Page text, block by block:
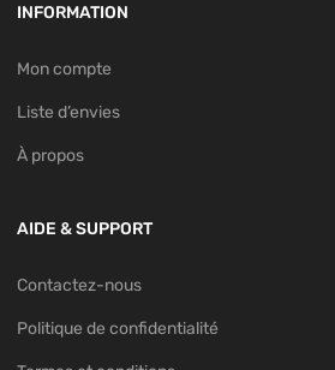
INFORMATION
Mon compte
Liste d’envies
À propos
AIDE & SUPPORT
Contactez-nous
Politique de confidentialité